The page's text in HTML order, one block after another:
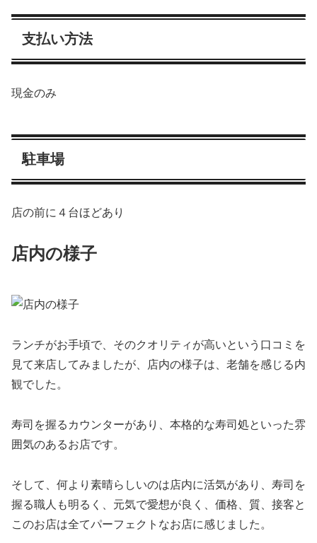
支払い方法
現金のみ
駐車場
店の前に４台ほどあり
店内の様子
ランチがお手頃で、そのクオリティが高いという口コミを
見て来店してみましたが、店内の様子は、老舗を感じる内
観でした。
寿司を握るカウンターがあり、本格的な寿司処といった雰
囲気のあるお店です。
そして、何より素晴らしいのは店内に活気があり、寿司を
握る職人も明るく、元気で愛想が良く、価格、質、接客と
このお店は全てパーフェクトなお店に感じました。